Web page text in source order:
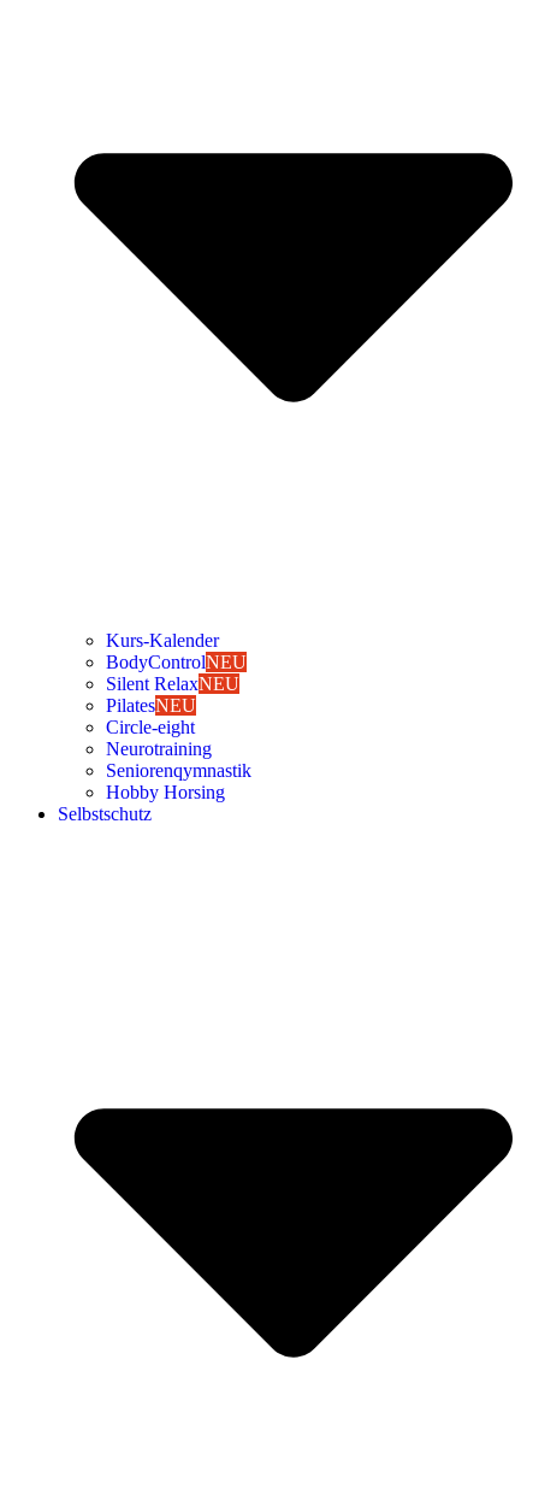
Kurs-Kalen­­der
Body­Con­trolNEU
Silent RelaxNEU
Pila­tesNEU
Cir­cle-eight
Neu­ro­trai­ning
Senio­ren­qym­nas­tik
Hob­by Hor­sing
Selbst­schutz